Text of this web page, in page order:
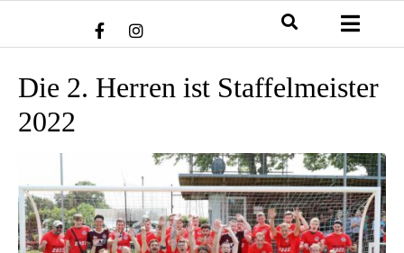
Die 2. Herren ist Staffelmeister
2022